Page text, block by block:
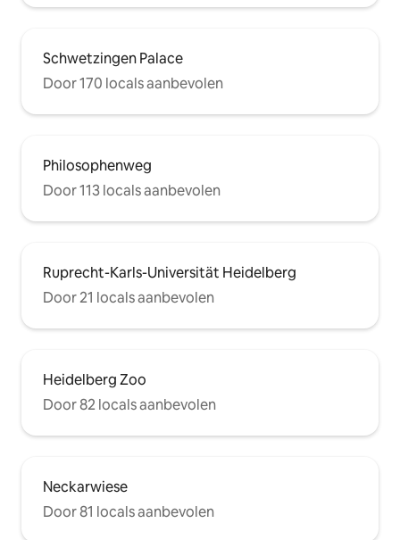
Schwetzingen Palace
Door 170 locals aanbevolen
Philosophenweg
Door 113 locals aanbevolen
Ruprecht-Karls-Universität Heidelberg
Door 21 locals aanbevolen
Heidelberg Zoo
Door 82 locals aanbevolen
Neckarwiese
Door 81 locals aanbevolen